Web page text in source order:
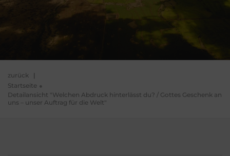
zurück |
Startseite
Detailansicht "Welchen Abdruck hinterlässt du? / Gottes Geschenk an
uns – unser Auftrag für die Welt"